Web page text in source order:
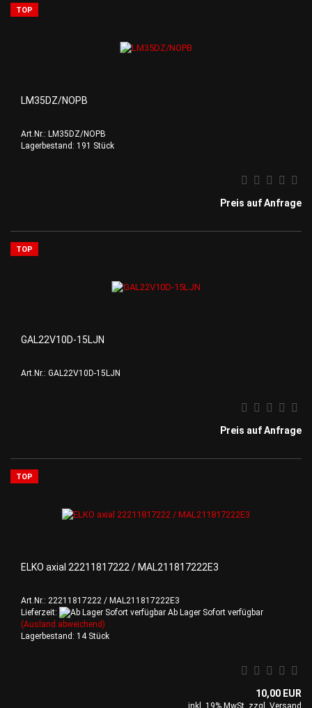
TOP
LM35DZ/NOPB
Art.Nr.: LM35DZ/NOPB
Lagerbestand: 191 Stück
Preis auf Anfrage
TOP
GAL22V10D-15LJN
Art.Nr.: GAL22V10D-15LJN
Preis auf Anfrage
TOP
ELKO axial 22211817222 / MAL211817222E3
Art.Nr.: 22211817222 / MAL211817222E3
Lieferzeit:
Ab Lager Sofort verfügbar
(Ausland abweichend)
Lagerbestand: 14 Stück
10,00 EUR